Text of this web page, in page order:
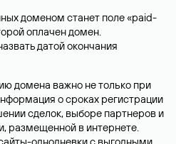
доменом станет поле «paid-
оплачен домен.
датой окончания
домена важно не только при
о сроках регистрации
сделок, выборе партнеров и
размещенной в интернете.